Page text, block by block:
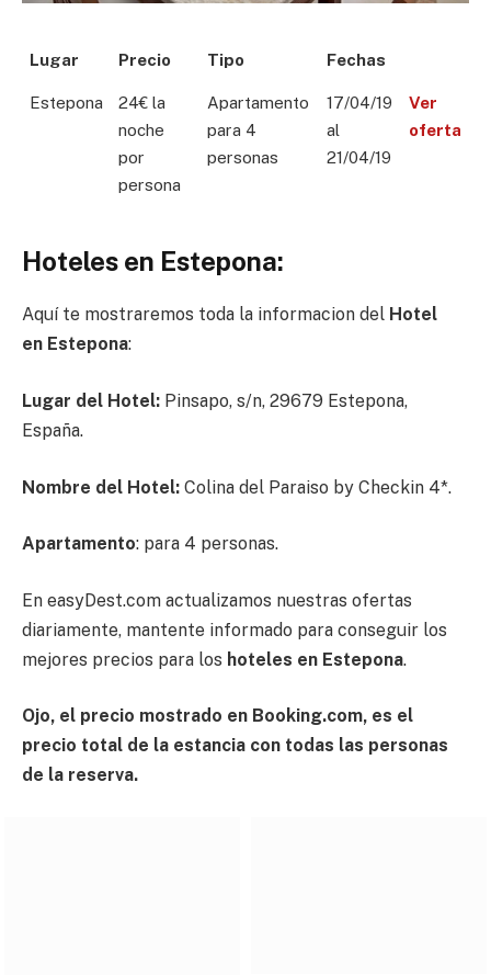
Lugar Precio Tipo Fechas
Estepona
24€ la
noche
por
persona
Apartamento
para 4
personas
17/04/19
al
21/04/19
Ver
oferta
Hoteles en Estepona:
Aquí te mostraremos toda la informacion del Hotel
en Estepona:
Lugar del Hotel: Pinsapo, s/n, 29679 Estepona,
España.
Nombre del Hotel: Colina del Paraiso by Checkin 4*.
Apartamento: para 4 personas.
En easyDest.com actualizamos nuestras ofertas
diariamente, mantente informado para conseguir los
mejores precios para los hoteles en Estepona.
Ojo, el precio mostrado en Booking.com, es el
precio total de la estancia con todas las personas
de la reserva.